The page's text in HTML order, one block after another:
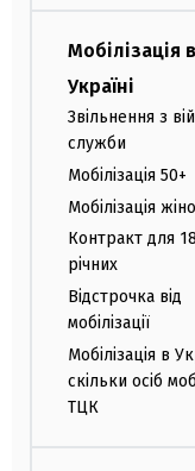
Мобілізація в
Україні
Звільнення з
служби
Мобілізація 50+
Мобілізація
Контракт для
річних
Відстрочка від
мобілізації
Мобілізація в
скільки осіб
ТЦК